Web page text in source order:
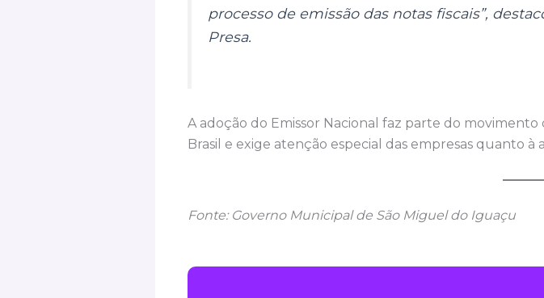
processo de emissão das notas fiscais”,
Presa.
A adoção do Emissor Nacional faz parte do
Brasil e exige atenção especial das empresas quanto à
Fonte: Governo Municipal de São Miguel do Iguaçu